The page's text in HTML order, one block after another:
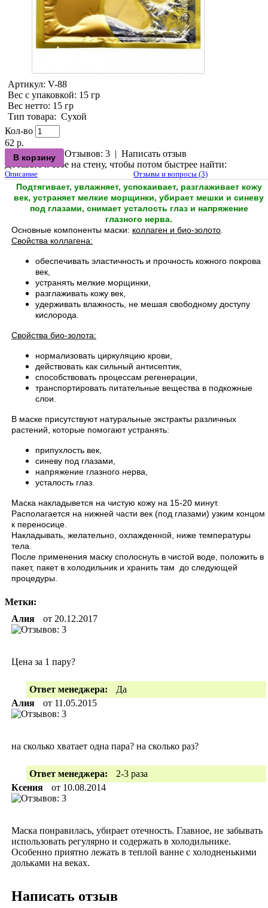
Артикул: V-88
Вес с упаковкой: 15 гр
Вес нетто: 15 гр
Тип товара: Сухой
Кол-во
62 р.
Отзывов: 3 | Написать отзыв
Добавьте к себе на стену, чтобы потом быстрее найти:
Описание Отзывы и вопросы (3)
Подтягивает, увлажняет, успокаивает, разглаживает кожу
век, устраняет мелкие морщинки, убирает мешки и синеву
под глазами, снимает усталость глаз и напряжение
глазного нерва.
Основные компоненты маски: коллаген и био-золото
Свойства коллагена:
обеспечивать эластичность и прочность кожного покрова
век,
устранять мелкие морщинки,
разглаживать кожу век,
удерживать влажность, не мешая свободному доступу
кислорода.
Свойства био-золота:
нормализовать циркуляцию крови,
действовать как сильный антисептик,
способствовать процессам регенерации,
транспортировать питательные вещества в подкожные
слои.
В маске присутствуют натуральные экстракты различных
растений, которые помогают устранять:
припухлость век,
синеву под глазами,
напряжение глазного нерва,
усталость глаз.
Маска накладывется на чистую кожу на 15-20 минут.
Располагается на нижней части век (под глазами) узким концом
к переносице.
Накладывать, желательно, охлажденной, ниже температуры
тела.
После применения маску сполоснуть в чистой воде, положить в
пакет, пакет в холодильник и хранить там до следующей
процедуры.
Метки:
Алия
от 20.12.2017
Цена за 1 пару?
Ответ менеджера:
Да
Алия
от 11.05.2015
на сколько хватает одна пара? на сколько раз?
Ответ менеджера:
2-3 раза
Ксения
от 10.08.2014
Маска понравилась, убирает отечность. Главное, не забывать
использовать регулярно и содержать в холодильнике.
Особенно приятно лежать в теплой ванне с холодненькими
дольками на веках.
Написать отзыв